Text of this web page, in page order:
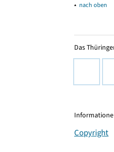
▴ nach oben
Das
Copyright